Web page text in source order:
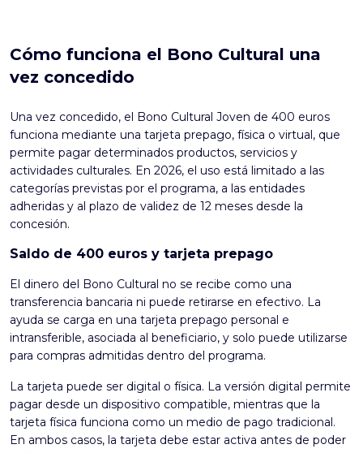
Cómo funciona el Bono Cultural una
vez concedido
Una vez concedido, el Bono Cultural Joven de 400 euros
funciona mediante una tarjeta prepago, física o virtual, que
permite pagar determinados productos, servicios y
actividades culturales. En 2026, el uso está limitado a las
categorías previstas por el programa, a las entidades
adheridas y al plazo de validez de 12 meses desde la
concesión.
Saldo de 400 euros y tarjeta prepago
El dinero del Bono Cultural no se recibe como una
transferencia bancaria ni puede retirarse en efectivo. La
ayuda se carga en una tarjeta prepago personal e
intransferible, asociada al beneficiario, y solo puede utilizarse
para compras admitidas dentro del programa.
La tarjeta puede ser digital o física. La versión digital permite
pagar desde un dispositivo compatible, mientras que la
tarjeta física funciona como un medio de pago tradicional.
En ambos casos, la tarjeta debe estar activa antes de poder